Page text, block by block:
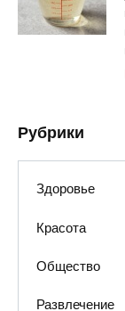
Рубрики
Здоровье
Красота
Общество
Развлечение